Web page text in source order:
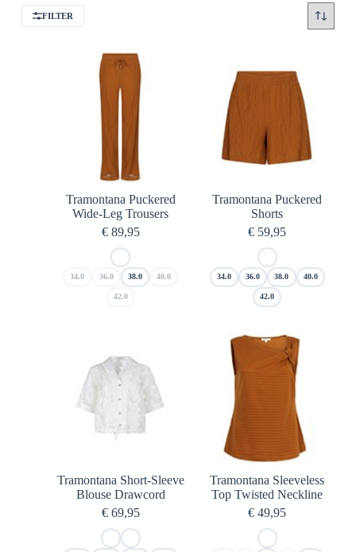
FILTER
Tramontana Puckered
Wide-Leg Trousers
€89,95
34.0 36.0 38.0 40.0
42.0
Tramontana Puckered
Shorts
€ 59,95
34.0 36.0 38.0 40.0
42.0
Tramontana Short-Sleeve
Blouse Drawcord
€69,95
Tramontana Sleeveless
Top Twisted Neckline
€ 49,95